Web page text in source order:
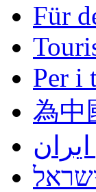
Für
Per i
為中